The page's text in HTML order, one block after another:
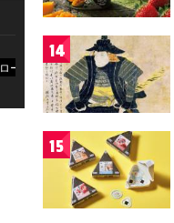
14
15